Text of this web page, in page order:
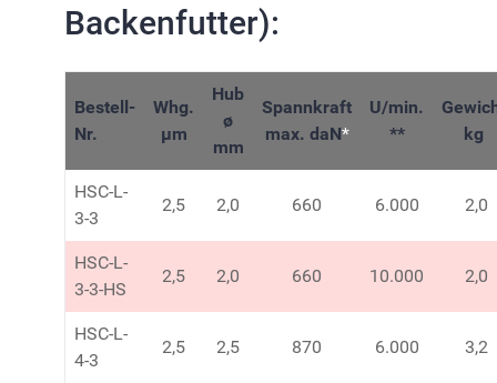
Backenfutter):
Bestell-
Nr.
Whg.
µm
Hub
ø
mm
Spannkraft
max. daN*
U/min.
**
kg
HSC-L-
3-3
2,5 2,0 660 6.000 2,0
HSC-L-
3-3-HS
2,5 2,0 660 10.000 2,0
HSC-L-
4-3
2,5 2,5 870 6.000 3,2